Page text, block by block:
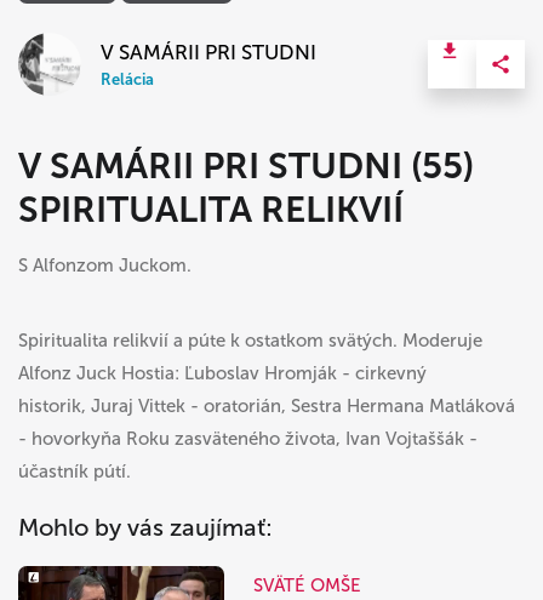
V SAMÁRII PRI STUDNI
Relácia
V SAMÁRII PRI STUDNI (55)
SPIRITUALITA RELIKVIÍ
S Alfonzom Juckom.
Spiritualita relikvií a púte k ostatkom svätých. Moderuje
Alfonz Juck Hostia: Ľuboslav Hromják - cirkevný
historik, Juraj Vittek - oratorián, Sestra Hermana Matláková
- hovorkyňa Roku zasväteného života, Ivan Vojtaššák -
účastník pútí.
Mohlo by vás zaujímať:
SVÄTÉ OMŠE